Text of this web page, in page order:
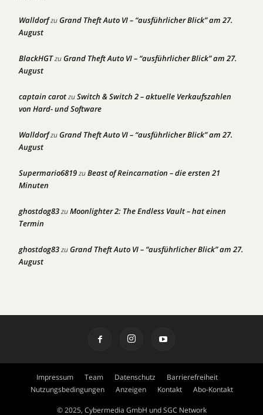
WalldorfzuGrand Theft Auto VI – “ausführlicher Blick” am 27.
August
BlackHGTzuGrand Theft Auto VI – “ausführlicher Blick” am 27.
August
captain carotzuSwitch & Switch 2 – aktuelle Verkaufszahlen
von Hard- und Software
WalldorfzuGrand Theft Auto VI – “ausführlicher Blick” am 27.
August
Supermario6819zuBeast of Reincarnation – die ersten 21
Minuten
ghostdog83zuMoonlighter 2: The Endless Vault – hat einen
Termin
ghostdog83zuGrand Theft Auto VI – “ausführlicher Blick” am 27.
August
Impressum Team Datenschutz
Barrierefreiheit
Nutzungsbedingungen
Anzeigen Kontakt Abo-Kontakt
© 2025, Cybermedia GmbH und SGC Network